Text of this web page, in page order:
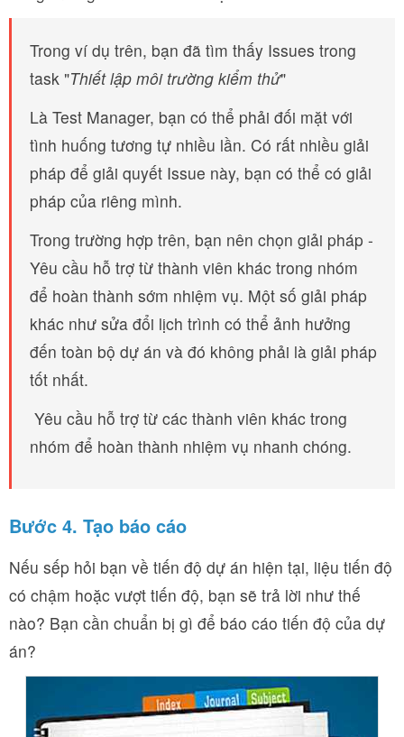
Trong ví dụ trên, bạn đã tìm thấy Issues trong
task "Thiết lập môi trường kiểm thử"
Là Test Manager, bạn có thể phải đối mặt với
tình huống tương tự nhiều lần. Có rất nhiều giải
pháp để giải quyết Issue này, bạn có thể có giải
pháp của riêng mình.
Trong trường hợp trên, bạn nên chọn giải pháp -
Yêu cầu hỗ trợ từ thành viên khác trong nhóm
để hoàn thành sớm nhiệm vụ. Một số giải pháp
khác như sửa đổi lịch trình có thể ảnh hưởng
đến toàn bộ dự án và đó không phải là giải pháp
tốt nhất.
Yêu cầu hỗ trợ từ các thành viên khác trong
nhóm để hoàn thành nhiệm vụ nhanh chóng.
Bước 4. Tạo báo cáo
Nếu sếp hỏi bạn về tiến độ dự án hiện tại, liệu tiến độ
có chậm hoặc vượt tiến độ, bạn sẽ trả lời như thế
nào? Bạn cần chuẩn bị gì để báo cáo tiến độ của dự
án?